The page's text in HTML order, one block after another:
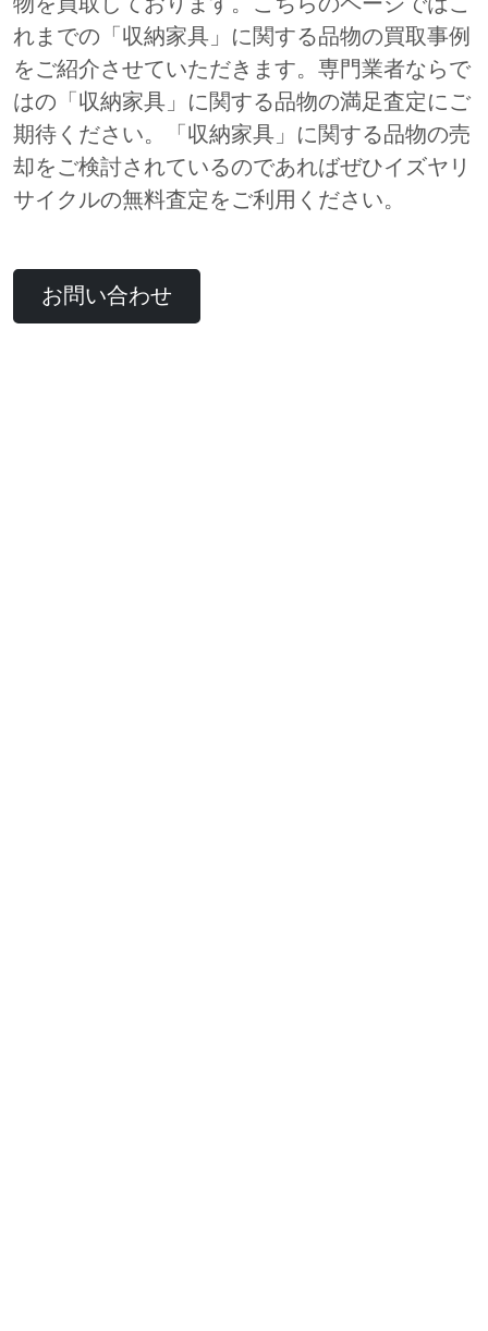
物を買取しております。こちらのページではこ
れまでの「収納家具」に関する品物の買取事例
をご紹介させていただきます。専門業者ならで
はの「収納家具」に関する品物の満足査定にご
期待ください。「収納家具」に関する品物の売
却をご検討されているのであればぜひイズヤリ
サイクルの無料査定をご利用ください。
お問い合わせ